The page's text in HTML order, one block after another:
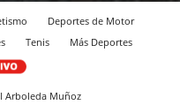
Deportes de Motor
Tenis Más Deportes
Arboleda Muñoz